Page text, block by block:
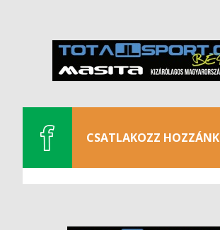
CSATLAKOZZ HOZZÁNK